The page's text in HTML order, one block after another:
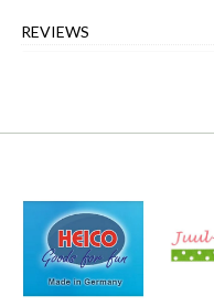
REVIEWS